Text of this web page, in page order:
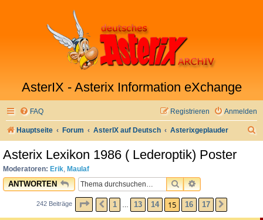
AsterIX - Asterix Information eXchange
FAQ Anmelden
Registrieren
Hauptseite Forum AsterIX auf Deutsch Asterixgeplauder
Asterix Lexikon 1986 ( Lederoptik) Poster
Moderatoren: Erik, Maulaf
ANTWORTEN SUCHEERWEITERTE
242 Beiträge SEITE15 VON 17
VORHERIGE
1 13 14 15 16 17